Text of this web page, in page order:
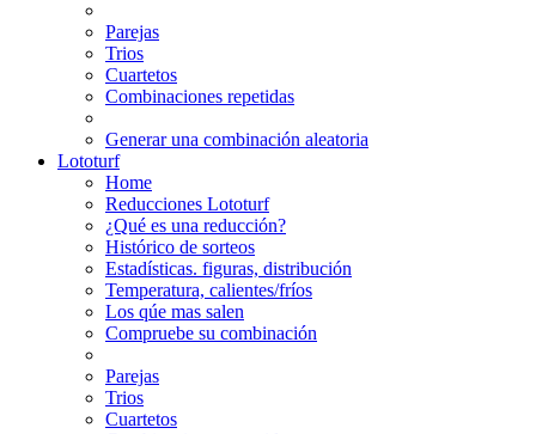
Parejas
Trios
Cuartetos
Combinaciones repetidas
Generar una combinación aleatoria
Lototurf
Home
Reducciones Lototurf
¿Qué es una reducción?
Histórico de sorteos
Estadísticas. figuras, distribución
Temperatura, calientes/fríos
Los qúe mas salen
Compruebe su combinación
Parejas
Trios
Cuartetos